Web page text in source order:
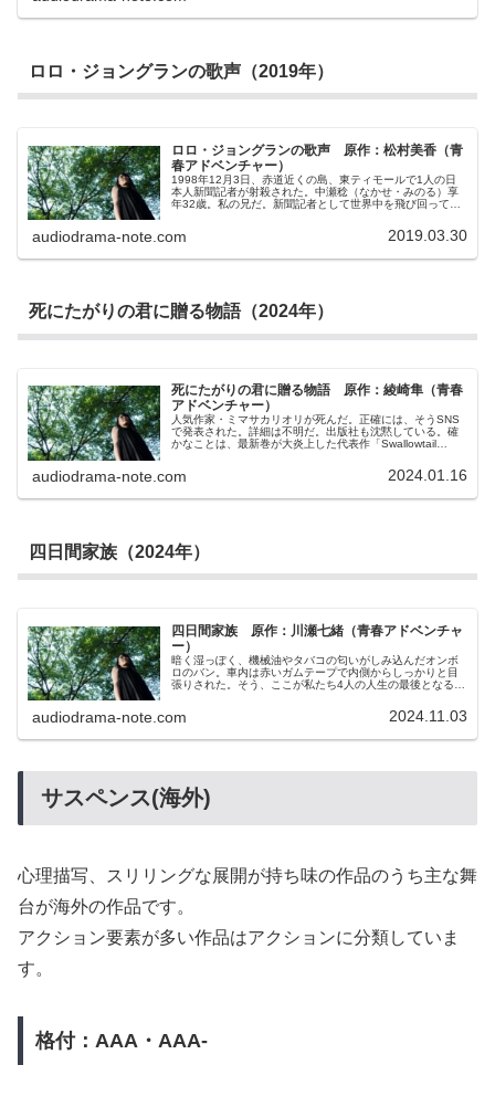
夢の出来事だったが、落ちてきた少年に見覚えはなく、自
くと…そう、これがふたりの「涼介」が演じる、ひとつの
身体を舞台としたダブル・キャストの冒険の始まりだった
ロロ・ジョングランの歌声（2019年）
ロロ・ジョングランの歌声 原作：松村美香（青
春アドベンチャー）
1998年12月3日、赤道近くの島、東ティモールで1人の日
本人新聞記者が射殺された。中瀬稔（なかせ・みのる）享
年32歳。私の兄だ。新聞記者として世界中を飛び回ってい
最後の絵葉書は東ティモールに渡る直前、インドネシアの
世界遺産、ブランバナンのロロ・ジョングラン寺院からだ
て絵葉書になぜあんなメッセージを残したのだろう。「俺
audiodrama-note.com 2019.03.30
死にたがりの君に贈る物語（2024年）
死にたがりの君に贈る物語 原作：綾崎隼（青春
アドベンチャー）
人気作家・ミマサカリオリが死んだ。正確には、そうSNS
で発表された。詳細は不明だ。出版社も沈黙している。確
かなことは、最新巻が大炎上した代表作「Swallowtail
して未完となったということだけだ。ミマサカリオリの小
説は、生き辛い人々に希望の光を与えたとも、とも称され
ることにした。いや参加せざるを得ない。「Swallowtail
はない。でも「Swallowtail Waltz」の続きが読めない世界
で、この企画に参加するほかに何を希望に生きていけばい
いんだ。
audiodrama-note.com 2024.01.16
四日間家族（2024年）
四日間家族 原作：川瀬七緒（青春アドベンチャ
ー）
暗く湿っぽく、機械油やタバコの匂いがしみ込んだオンボ
ロのバン。車内は赤いガムテープで内側からしっかりと目
張りされた。そう、ここが私たち4人の人生の最後となる場
禍で追い込まれたスナックのママ・寺内千代子、陰気な高
校生・丹波陸斗、そして今は「坂崎夏美」と名乗っている
た目的だけは一致している。それは自分たちの人生の終
女が現れたことにより私たちの運命は変わった。正確には
終焉の物語ではなく、4人の新しい人生の始まりの物語だっ
たのだ。
audiodrama-note.com 2024.11.03
サスペンス(海外)
心理描写、スリリングな展開が持ち味の作品のうち主な舞
台が海外の作品です。
アクション要素が多い作品はアクションに分類していま
す。
格付：AAA・AAA-